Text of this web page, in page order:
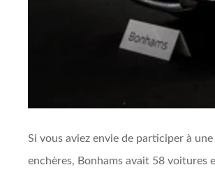
Si vous aviez envie de participer à
enchères, Bonhams avait 58 voitures